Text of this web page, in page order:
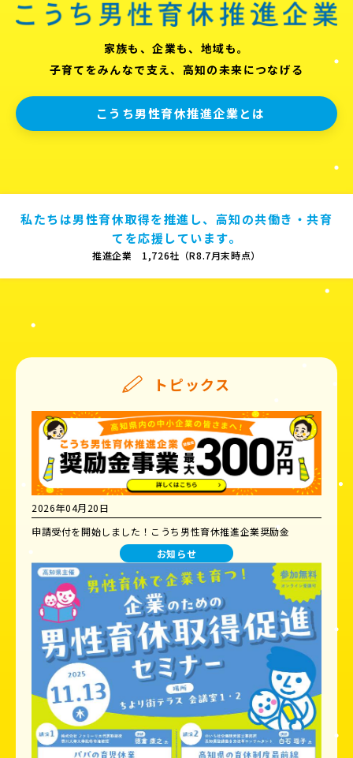
家族も、企業も、地域も。
子育てをみんなで支え、高知の未来につなげる
こうち男性育休推進企業とは
私たちは男性育休取得を推進し、高知の共働き・共育
てを応援しています。
推進企業 1,726社（R8.7月末時点）
トピックス
2026年04月20日
申請受付を開始しました！こうち男性育休推進企業奨励金
お知らせ